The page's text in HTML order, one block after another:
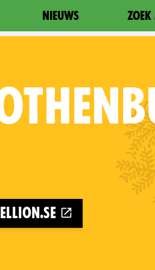
NIEUWS ZOEK